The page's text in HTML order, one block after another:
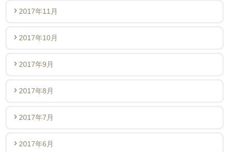
2017年11月
2017年10月
2017年9月
2017年8月
2017年7月
2017年6月